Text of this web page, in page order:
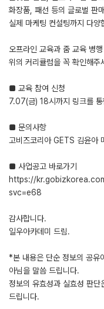
화장품, 패선 등의 글로벌 판
실제 마케팅 컨설팅까지 다양
오프라인 교육과 줌 교육 병
위의 커리큘럼을 꼭 확인해주
■ 교육 참여 신청
7.07(금) 18시까지 링크를
■ 문의사항
고비즈코리아 GETS 김윤
■ 사업공고 바로가기
https://
svc=e68
감사합니다.
일우아카데미 드림.
*본 내용은 단순 정보의 공유
아님을 말씀 드립니다.
정보의 유효성과 실효성 판
드립니다.